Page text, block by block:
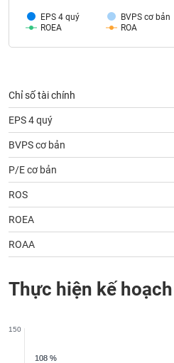
EPS 4 quý BVPS cơ bản
ROEA
ROA
Chỉ số tài chính
EPS 4 quý
BVPS cơ bản
P/E cơ bản
ROS
ROEA
ROAA
Thực hiện kế hoạch
108 %
108 %
150